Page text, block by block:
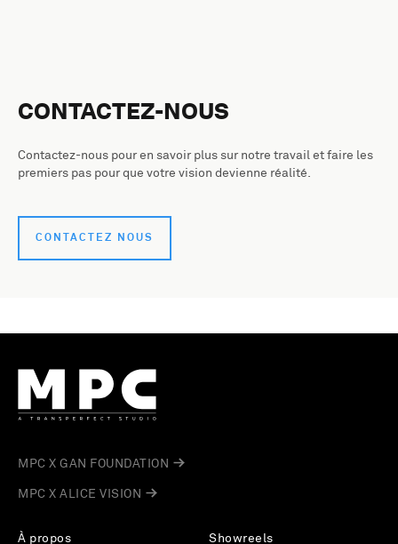
CONTACTEZ-NOUS
Contactez-nous pour en savoir plus sur notre travail et faire les
premiers pas pour que votre vision devienne réalité.
CONTACTEZ NOUS
À propos Showreels
MPC X GAN FOUNDATION
MPC X ALICE VISION